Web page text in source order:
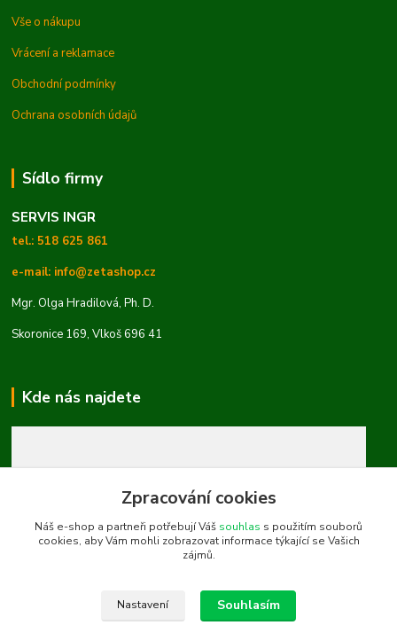
Vše o nákupu
Vrácení a reklamace
Obchodní podmínky
Ochrana osobních údajů
Sídlo firmy
SERVIS INGR
tel.: 518 625 861
e-mail: info@zetashop.cz
Mgr. Olga Hradilová, Ph. D.
Skoronice 169, Vlkoš 696 41
Kde nás najdete
Zpracování cookies
Náš e-shop a partneři potřebují Váš souhlas s použitím souborů
cookies, aby Vám mohli zobrazovat informace týkající se Vašich
zájmů.
Nastavení Souhlasím